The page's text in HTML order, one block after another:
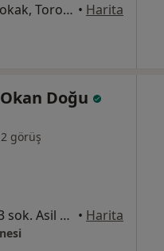
Korukent Mahallesi 96015. Sokak, Toroslar • Harita
Doğu
görüş
Akkent Mah. 34.cadde, 23133 sok. Asil 2 Apt. A blok Kat:6 No:11, Mersin • Harita